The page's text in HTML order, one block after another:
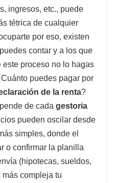
ingresos, etc., puede
tétrica de cualquier
por eso, existen
contar y a los que
este proceso no lo hagas
puedes pagar por
de la renta?
de cada gestoria
pueden oscilar desde
simples, donde el
o confirmar la planilla
(hipotecas, sueldos,
compleja tu